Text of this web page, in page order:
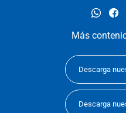
Más
Descarga
Descarga